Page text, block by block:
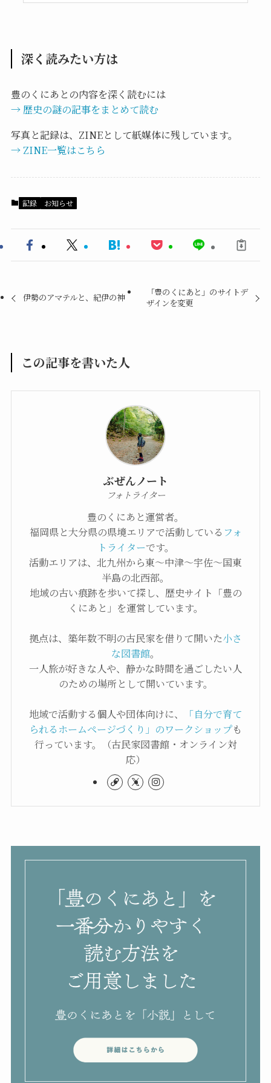
深く読みたい方は
豊のくにあとの内容を深く読むには
→ 歴史の謎の記事をまとめて読む
写真と記録は、ZINEとして紙媒体に残しています。
→ ZINE一覧はこちら
記録 お知らせ
伊勢のアマテルと、紀伊の神
「豊のくにあと」のサイトデ
ザインを変更
この記事を書いた人
ぶぜんノート
フォトライター
豊のくにあと運営者。
福岡県と大分県の県境エリアで活動している フォ
トライターです。
活動エリアは、北九州から東〜中津〜宇佐〜国東
半島の北西部。
地域の古い痕跡を歩いて探し、歴史サイト「豊の
くにあと」を運営しています。
拠点は、築年数不明の古民家を借りて開いた小さ
な図書館。
一人旅が好きな人や、静かな時間を過ごしたい人
のための場所として開いています。
地域で活動する個人や団体向けに、
「自分で育て
られるホームページづくり」のワークショップも
行っています。（古民家図書館・オンライン対
応）